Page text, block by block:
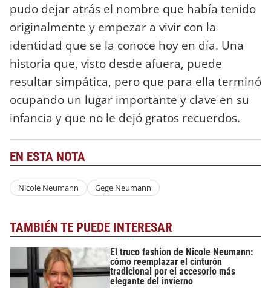
pudo dejar atrás el nombre que había tenido
originalmente y empezar a vivir con la
identidad que se la conoce hoy en día. Una
historia que, visto desde afuera, puede
resultar simpática, pero que para ella terminó
ocupando un lugar importante y clave en su
infancia y que no le dejó gratos recuerdos.
EN ESTA NOTA
Nicole Neumann Gege Neumann
TAMBIÉN TE PUEDE INTERESAR
El truco fashion de Nicole Neumann:
cómo reemplazar el cinturón
tradicional por el accesorio más
elegante del invierno